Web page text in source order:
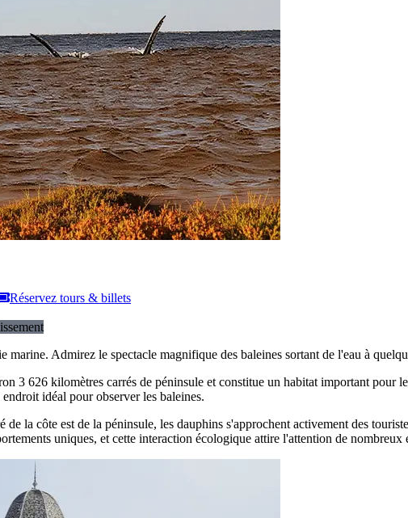
Réservez tours & billets
marine. Admirez le spectacle magnifique des baleines sortant de l'eau à
3 626 kilomètres carrés de péninsule et constitue un habitat important pour
idéal pour observer les baleines.
de la côte est de la péninsule, les dauphins s'approchent activement des
uniques, et cette interaction écologique attire l'attention de nombreux